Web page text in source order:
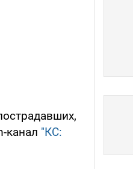
канал "КС: